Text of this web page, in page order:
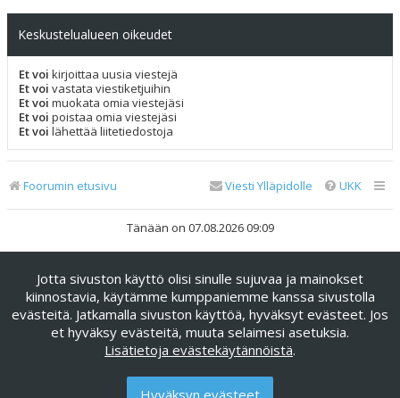
Keskustelualueen oikeudet
Et voi kirjoittaa uusia viestejä
Et voi vastata viestiketjuihin
Et voi muokata omia viestejäsi
Et voi poistaa omia viestejäsi
Et voi lähettää liitetiedostoja
Foorumin etusivu UKK
Viesti Ylläpidolle
Tänään on 07.08.2026 09:09
phpBB Limited
Käännös: phpBB Suomi (lurttinen, harritapio, Pettis)
phpBB Metro Theme by PixelGoose Studio
Yksityisyys|Ehdot
Jotta sivuston käyttö olisi sinulle sujuvaa ja mainokset
kiinnostavia, käytämme kumppaniemme kanssa sivustolla
evästeitä. Jatkamalla sivuston käyttöä, hyväksyt evästeet. Jos
et hyväksy evästeitä, muuta selaimesi asetuksia.
Lisätietoja evästekäytännöistä.
Hyväksyn evästeet